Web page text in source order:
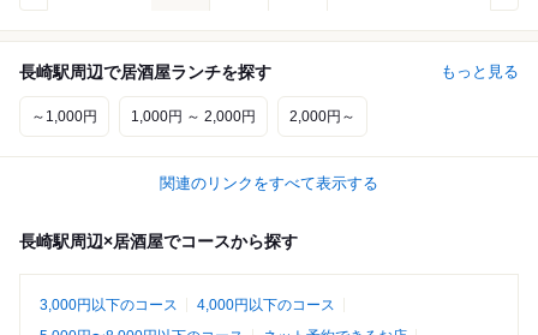
長崎駅周辺で居酒屋ランチを探す もっと見る
～1,000円 1,000円 ～ 2,000円 2,000円～
関連のリンクをすべて表示する
長崎駅周辺×居酒屋でコースから探す
3,000円以下のコース
4,000円以下のコース